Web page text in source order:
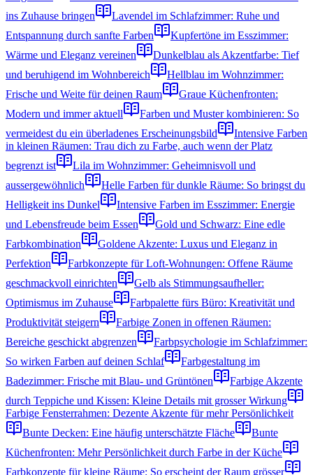
ins Zuhause bringen
Lavendel im Schlafzimmer: Ruhe und
Entspannung durch sanfte Farben
Kupfertöne im Esszimmer:
Wärme und Eleganz vereinen
Dunkelblau als Akzentfarbe: Tief
und beruhigend im Wohnbereich
Hellblau im Wohnzimmer:
Frische und Weite für deinen Raum
Graue Küchenfronten:
Modern und immer aktuell
Farben und Muster kombinieren: So
vermeidest du ein überladenes Erscheinungsbild
Intensive Farben
in kleinen Räumen: Trau dich zu Farbe, auch wenn der Platz
begrenzt ist
Lila im Wohnzimmer: Geheimnisvoll und
aussergewöhnlich
Helle Farben für dunkle Räume: So bringst du
Helligkeit ins Dunkel
Intensive Farben im Esszimmer: Energie
und Lebensfreude beim Essen
Gold und Schwarz: Eine edle
Farbkombination
Goldene Akzente: Luxus und Eleganz in
Perfektion
Farbkonzepte für Loft-Wohnungen: Offene Räume
geschmackvoll einrichten
Gelb als Stimmungsaufheller:
Optimismus im Zuhause
Farbpalette fürs Büro: Kreativität und
Produktivität steigern
Farbige Zonen in offenen Räumen:
Bereiche geschickt abgrenzen
Farbpsychologie im Schlafzimmer:
So wirken Farben auf deinen Schlaf
Farbgestaltung im
Badezimmer: Frische mit Blau- und Grüntönen
Farbige Akzente
durch Teppiche und Kissen: Kleine Details mit grosser Wirkung
Farbige Fensterrahmen: Dezente Akzente für mehr Persönlichkeit
Bunte Decken: Eine häufig unterschätzte Fläche
Bunte
Küchenfronten: Mehr Persönlichkeit durch Farbe in der Küche
Farbkonzepte für kleine Räume: So erscheint der Raum grösser